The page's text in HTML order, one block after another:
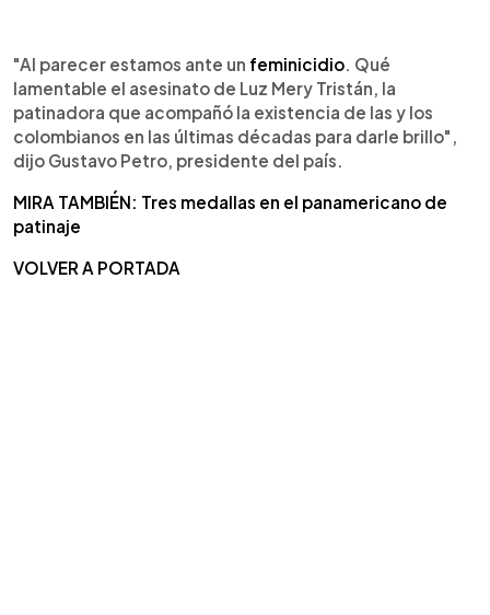
"Al parecer estamos ante un feminicidio. Qué
lamentable el asesinato de Luz Mery Tristán, la
patinadora que acompañó la existencia de las y los
colombianos en las últimas décadas para darle brillo",
dijo Gustavo Petro, presidente del país.
MIRA TAMBIÉN: Tres medallas en el panamericano de
patinaje
VOLVER A PORTADA